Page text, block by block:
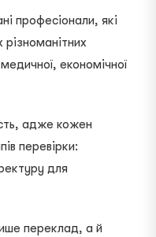
професіонали, які
економічної
адже кожен
перевірки:
для
переклад, а й